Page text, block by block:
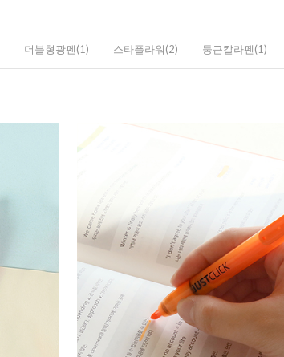
더블형광펜(1) 스타플라워(2) 둥근칼라펜(1)